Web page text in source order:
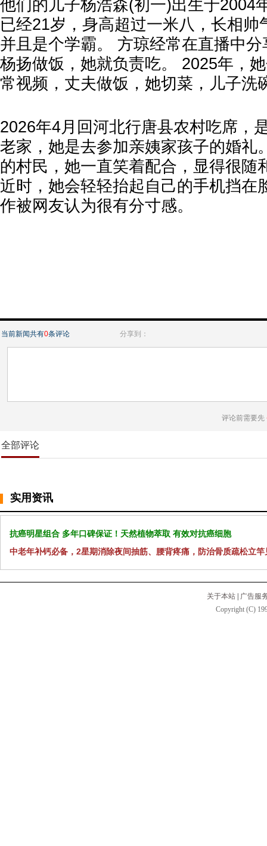
他们的儿子杨浩森(初一)出生于2004
已经21岁，身高超过一米八，长相帅
并且是个学霸。 方琼经常在直播中
杨扬做饭，她就负责吃。 2025年，
常视频，丈夫做饭，她切菜，儿子洗
2026年4月回河北行唐县农村吃席，
老家，她是去参加亲姨家孩子的婚礼
的村民，她一直笑着配合，显得很随
近时，她会轻轻抬起自己的手机挡在
作被网友认为很有分寸感。
当前新闻共有0条评论 分享到：
评论前需要先
全部评论
实用资讯
抗癌明星组合 多年口碑保证！天然植物萃取 有效对抗癌细胞
中老年补钙必备，2星期消除夜间抽筋、腰背疼痛，防治骨质疏松立竿
关于本站
广告服
Copyright (C)